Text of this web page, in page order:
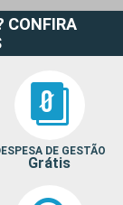
CONFIRA
DE GESTÃO
Grátis